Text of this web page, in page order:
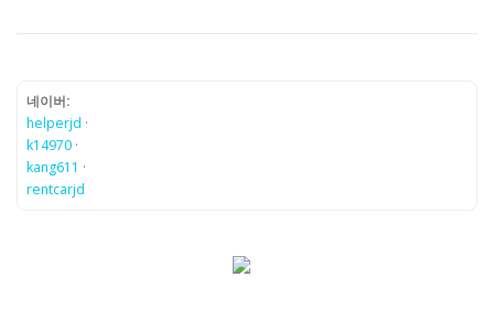
네이버:
helperjd ·
k14970 ·
kang611 ·
rentcarjd